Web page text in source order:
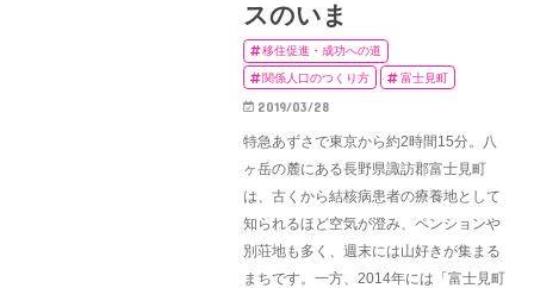
スのいま
移住促進・成功への道
関係人口のつくり方 富士見町
2019/03/28
特急あずさで東京から約2時間15分。八
ヶ岳の麓にある長野県諏訪郡富士見町
は、古くから結核病患者の療養地として
知られるほど空気が澄み、ペンションや
別荘地も多く、週末には山好きが集まる
まちです。一方、2014年には「富士見町